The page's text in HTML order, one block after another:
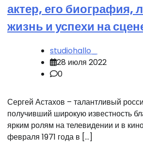
актер, его биография,
жизнь и успехи на
studiohallo_
28 июля 2022
0
Сергей Астахов – талантливый
получивший широкую известность
ярким ролям на телевидении и в
февраля 1971 года в […]